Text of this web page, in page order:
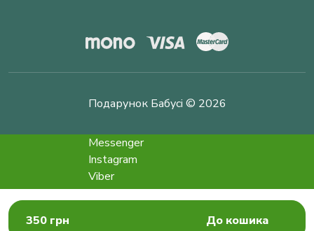
350 грн До кошика
Подарунок Бабусі © 2026
Messenger
Instagram
Viber
Telegram